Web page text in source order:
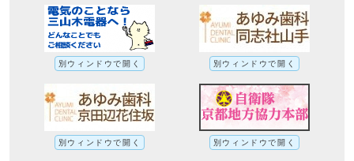
別ウィンドウで開く 別ウィンドウで開く
別ウィンドウで開く 別ウィンドウで開く